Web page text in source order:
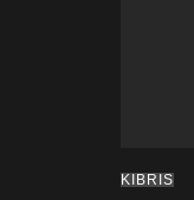
KIBRIS